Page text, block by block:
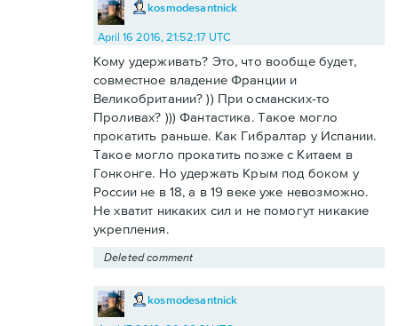
kosmodesantnick
April 16 2016, 21:52:17 UTC
Кому удерживать? Это, что вообще будет,
совместное владение Франции и
Великобритании? )) При османских-то
Проливах? ))) Фантастика. Такое могло
прокатить раньше. Как Гибралтар у Испании.
Такое могло прокатить позже с Китаем в
Гонконге. Но удержать Крым под боком у
России не в 18, а в 19 веке уже невозможно.
Не хватит никаких сил и не помогут никакие
укрепления.
Deleted comment
kosmodesantnick